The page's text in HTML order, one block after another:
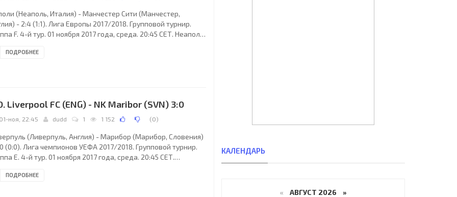
(Неаполь, Италия) - Манчестер Сити (Манчестер,
- 2:4 (1:1). Лига Европы 2017/2018. Групповой турнир.
F. 4-й тур. 01 ноября 2017 года, среда. 20:45 СЕТ. Неаполь,
вместимости 60240). Главный арбитр: Феликс Брих
ПОДРОБНЕЕ
Liverpool FC (ENG) - NK Maribor (SVN) 3:0
01-ноя, 22:45 dudd 1 1 152 (0)
(Ливерпуль, Англия) - Марибор (Марибор, Словения)
(0:0). Лига чемпионов УЕФА 2017/2018. Групповой турнир.
E. 4-й тур. 01 ноября 2017 года, среда. 20:45 СЕТ.
47957 зрителей (89 % при вместимости 54074).
ПОДРОБНЕЕ
КАЛЕНДАРЬ
« АВГУСТ 2026 »